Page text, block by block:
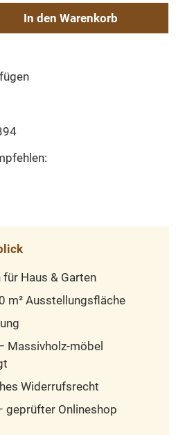
Wert ein oder benutze die Schaltflächen
In den Warenkorb
Haus & Garten
m² Ausstellungsfläche
Massivholz-möbel
Widerrufsrecht
geprüfter Onlineshop